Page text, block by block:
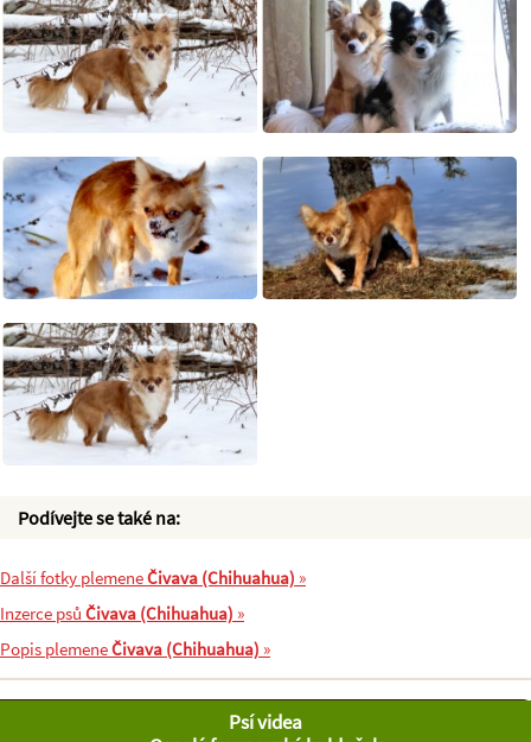
Podívejte se také na:
Další fotky plemeneČivava (Chihuahua) »
Inzerce psů Čivava (Chihuahua) »
Popis plemeneČivava (Chihuahua) »
Psí videa